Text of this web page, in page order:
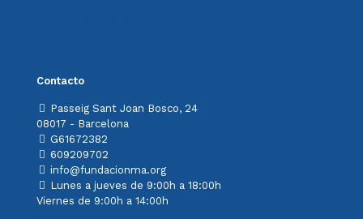
Contacto
Passeig Sant Joan Bosco, 24
08017 - Barcelona
G61672382
609209702
info@fundacionma.org
Lunes a jueves de 9:00h a 18:00h
Viernes de 9:00h a 14:00h